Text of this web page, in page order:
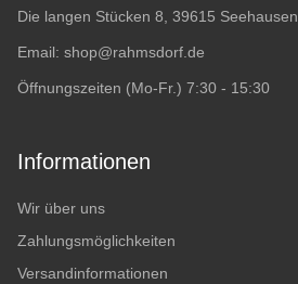
Die langen Stücken 8, 39615 Seehausen
Email: shop@rahmsdorf.de
Öffnungszeiten (Mo-Fr.) 7:30 - 15:30
Informationen
Wir über uns
Zahlungsmöglichkeiten
Versandinformationen